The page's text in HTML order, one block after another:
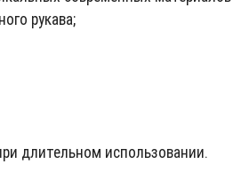
рукава;
длительном использовании.